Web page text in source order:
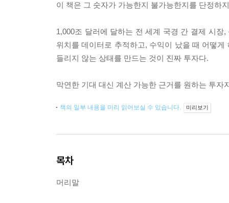
이 책은 그 숫자가 가능한지 불가능한지를 단정하
1,000조 달러에 달하는 전 세계 국경 간 결제 시
위치를 데이터로 추적하고, 수익이 났을 때 어떻
들리지 않는 상태를 만드는 것이 진짜 투자다.
막연한 기대 대신 계산 가능한 근거를 원하는 투
책의 일부 내용을 미리 읽어보실 수 있습니다. 미리보기
목차
머리말